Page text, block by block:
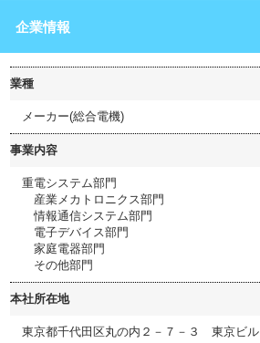
企業情報
業種
メーカー(総合電機)
事業内容
重電システム部門
産業メカトロニクス部門
情報通信システム部門
電子デバイス部門
家庭電器部門
その他部門
本社所在地
東京都千代田区丸の内２－７－３ 東京ビル